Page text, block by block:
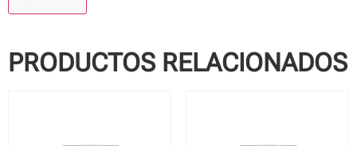
PRODUCTOS RELACIONADOS